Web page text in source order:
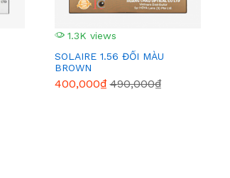
1.3K views
SOLAIRE 1.56 ĐỔI MÀU
BROWN
400,000₫490,000₫